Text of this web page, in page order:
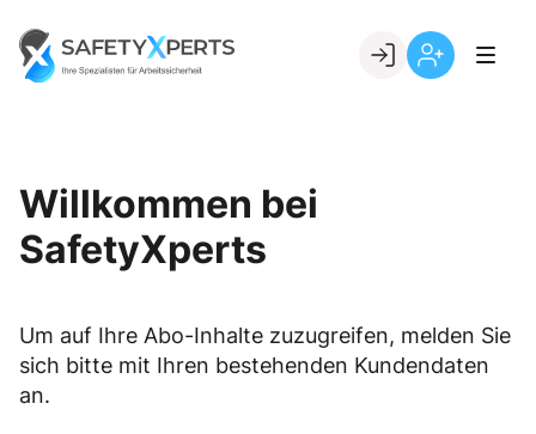
content
Go to landing page.
Willkommen bei
SafetyXperts
Um auf Ihre Abo-Inhalte zuzugreifen, melden Sie
sich bitte mit Ihren bestehenden Kundendaten
an.